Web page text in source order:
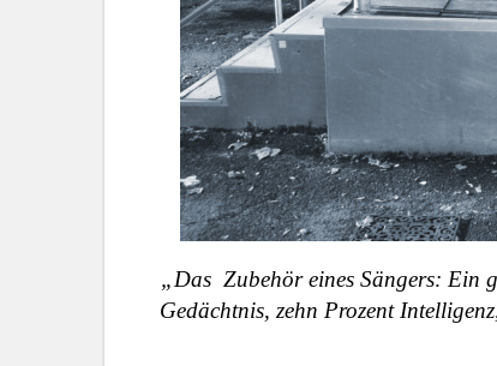
„Das Zubehör eines Sängers: Ein
Gedächtnis, zehn Prozent